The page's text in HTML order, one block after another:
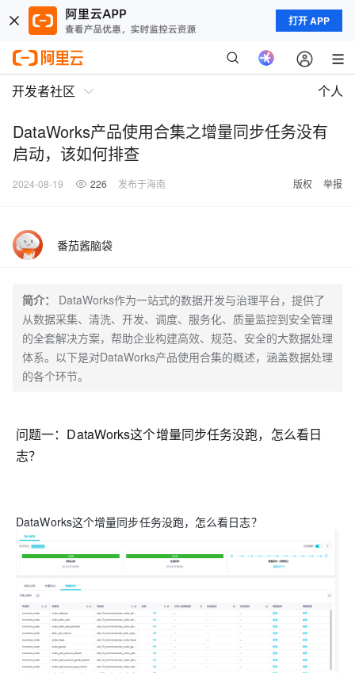
打开 APP
开发者社区 个人
DataWorks产品使用合集之增量同步任务没有
启动，该如何排查
2024-08-19 226 发布于海南 版权 举报
番茄酱脑袋
简介：
DataWorks作为一站式的数据开发与治理平台，提供了
从数据采集、清洗、开发、调度、服务化、质量监控到安全管理
的全套解决方案，帮助企业构建高效、规范、安全的大数据处理
体系。以下是对DataWorks产品使用合集的概述，涵盖数据处理
的各个环节。
问题一： DataWorks这个增量同步任务没跑，怎么看日
志？
DataWorks这个增量同步任务没跑，怎么看日志？